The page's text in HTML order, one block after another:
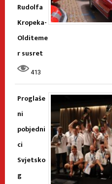
Rudolfa
Kropeka-
Olditeme
r susret
413
Proglaše
ni
pobjedni
ci
Svjetsko
g